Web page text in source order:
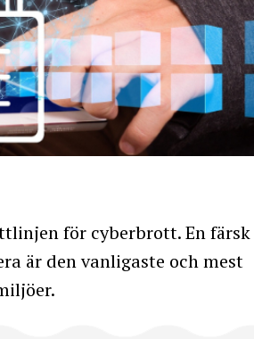
för cyberbrott. En
är den vanligaste och mest